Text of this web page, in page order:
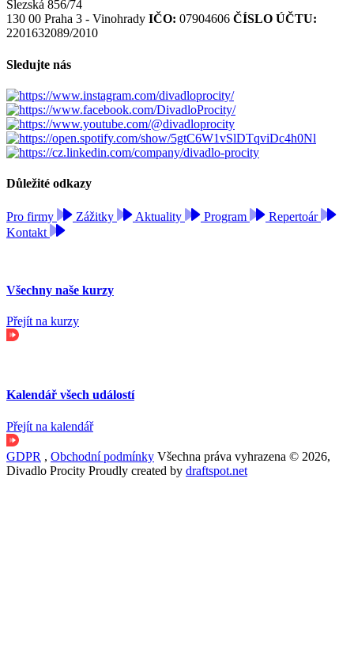
Slezská 856/74
130 00 Praha 3 - Vinohrady IČO: 07904606 ČÍSLO ÚČTU:
2201632089/2010
Sledujte nás
Důležité odkazy
Pro firmy Zážitky Aktuality Program
Repertoár
Kontakt
Všechny naše kurzy
Přejít na kurzy
Kalendář všech událostí
Přejít na kalendář
GDPR , Obchodní podmínky Všechna práva vyhrazena © 2026,
Divadlo Procity Proudly created by draftspot.net